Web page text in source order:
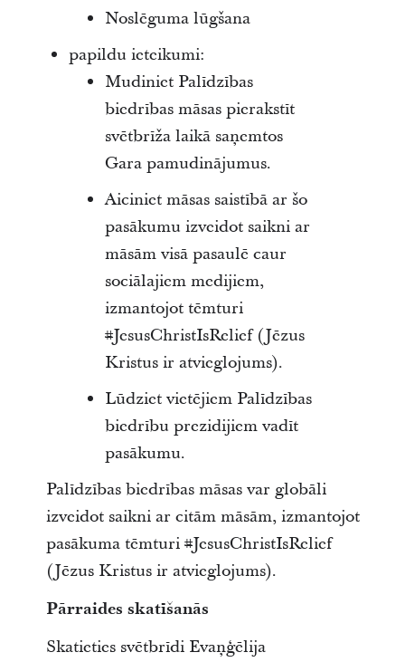
Noslēguma lūgšana
papildu ieteikumi:
Mudiniet Palīdzības
biedrības māsas pierakstīt
svētbrīža laikā saņemtos
Gara pamudinājumus.
Aiciniet māsas saistībā ar šo
pasākumu izveidot saikni ar
māsām visā pasaulē caur
sociālajiem medijiem,
izmantojot tēmturi
#JesusChristIsRelief (Jēzus
Kristus ir atvieglojums).
Lūdziet vietējiem Palīdzības
biedrību prezidijiem vadīt
pasākumu.
Palīdzības biedrības māsas var globāli
izveidot saikni ar citām māsām, izmantojot
pasākuma tēmturi #JesusChristIsRelief
(Jēzus Kristus ir atvieglojums).
Pārraides skatīšanās
Skatieties svētbrīdi Evaņģēlija